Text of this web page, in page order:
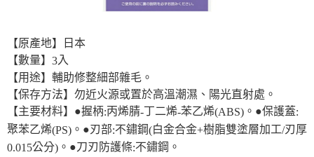
【原產地】日本
【數量】 3入
【用途】輔助修整細部雜毛。
【保存方法】勿近火源或置於高溫潮濕、陽光直射處。
【主要材料】●握柄:丙烯腈-丁二烯-苯乙烯(ABS) 。●保護蓋:
聚苯乙烯(PS) 。●刃部:不鏽鋼(白金合金+樹脂雙塗層加工/刃厚
0.015公分) 。●刀刃防護條:不鏽鋼。